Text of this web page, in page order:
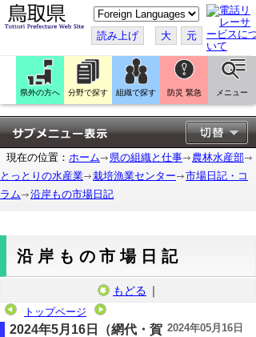
こ
の
ペ
ー
ジ
翻
訳
す
る
読み上げ 大 元
県外の方へ 分野で探す 組織で探す 防災 緊急 メニュー
現在の位置： ホーム 県の組織と仕事
農林水産部
とっとりの水産業
栽培漁業センター
市場日記・コ
ラム
沿岸もの市場日記
沿岸もの市場日記
もどる ｜
トップページ
2024年05月16日
2024年5月16日（網代・賀